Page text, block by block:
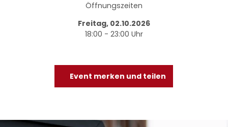
Öffnungszeiten
Freitag, 02.10.2026
18:00 - 23:00 Uhr
Event merken und teilen